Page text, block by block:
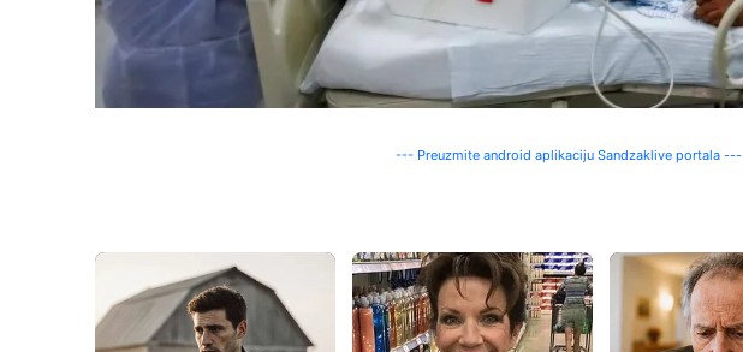
--- Preuzmite android aplikaciju Sandzaklive portala ---